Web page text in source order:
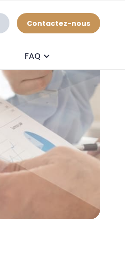
Contactez-nous
FAQ